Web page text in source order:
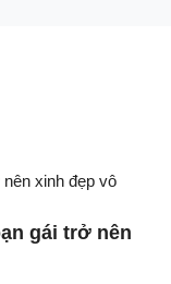
gái trở nên